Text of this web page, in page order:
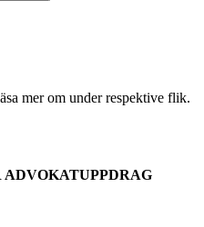
mer om under respektive flik.